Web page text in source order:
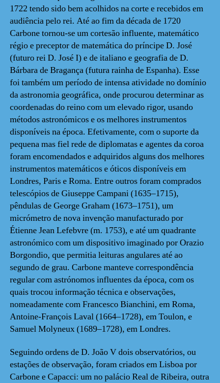
1722 tendo sido bem acolhidos na corte e recebidos em
audiência pelo rei. Até ao fim da década de 1720
Carbone tornou-se um cortesão influente, matemático
régio e preceptor de matemática do príncipe D. José
(futuro rei D. José I) e de italiano e geografia de D.
Bárbara de Bragança (futura rainha de Espanha). Esse
foi também um período de intensa atividade no domínio
da astronomia geográfica, onde procurou determinar as
coordenadas do reino com um elevado rigor, usando
métodos astronómicos e os melhores instrumentos
disponíveis na época. Efetivamente, com o suporte da
pequena mas fiel rede de diplomatas e agentes da coroa
foram encomendados e adquiridos alguns dos melhores
instrumentos matemáticos e óticos disponíveis em
Londres, Paris e Roma. Entre outros foram comprados
telescópios de Giuseppe Campani (1635–1715),
pêndulas de George Graham (1673–1751), um
micrómetro de nova invenção manufacturado por
Étienne Jean Lefebvre (m. 1753), e até um quadrante
astronómico com um dispositivo imaginado por Orazio
Borgondio, que permitia leituras angulares até ao
segundo de grau. Carbone manteve correspondência
regular com astrónomos influentes da época, com os
quais trocou informação técnica e observações,
nomeadamente com Francesco Bianchini, em Roma,
Antoine-François Laval (1664–1728), em Toulon, e
Samuel Molyneux (1689–1728), em Londres.
Seguindo ordens de D. João V dois observatórios, ou
estações de observação, foram criados em Lisboa por
Carbone e Capacci: um no palácio Real de Ribeira, outra